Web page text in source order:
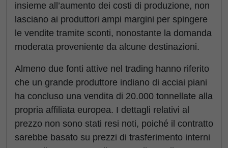
insieme all’aumento dei costi di produzione, non
lasciano ai produttori ampi margini per spingere
le vendite tramite sconti, nonostante la domanda
moderata proveniente da alcune destinazioni.
Almeno due fonti attive nel trading hanno riferito
che un grande produttore indiano di acciai piani
ha concluso una vendita di 20.000 tonnellate alla
propria affiliata europea. I dettagli relativi al
prezzo non sono stati resi noti, poiché il contratto
sarebbe basato su prezzi di trasferimento interni